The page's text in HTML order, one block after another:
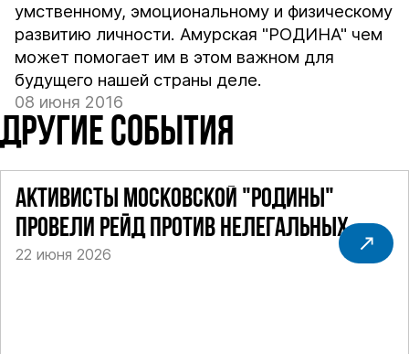
умственному, эмоциональному и физическому
развитию личности. Амурская "РОДИНА" чем
может помогает им в этом важном для
будущего нашей страны деле.
08 июня 2016
ДРУГИЕ СОБЫТИЯ
АКТИВИСТЫ МОСКОВСКОЙ "РОДИНЫ"
ПРОВЕЛИ РЕЙД ПРОТИВ НЕЛЕГАЛЬНЫХ
ТАКСИ
22 июня 2026